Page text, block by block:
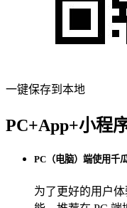
一键保存到本地
PC+App+小程
PC（电脑）端使用千
为了更好的用户